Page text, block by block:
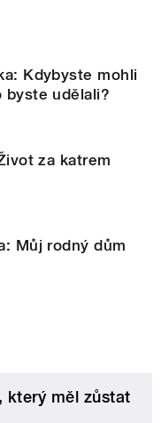
Kdybyste mohli
udělali?
za katrem
Můj rodný dům
který měl zůstat